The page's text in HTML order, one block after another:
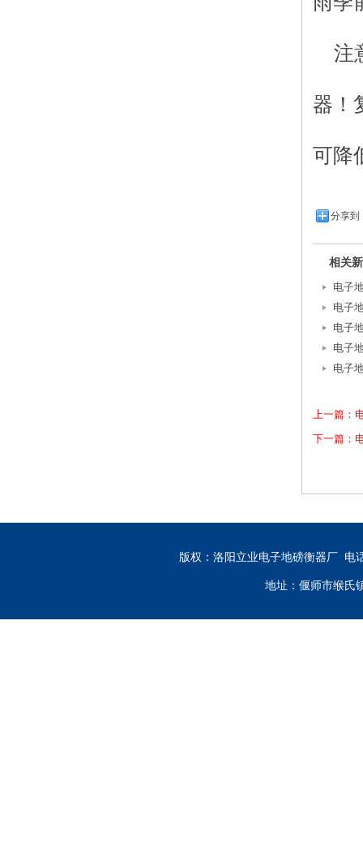
注
器！
可降
分享到
相关
电子
电子
电子
电子
电子
上一篇：
下一篇：
版权：洛阳立业电子地磅衡器厂 电
地址：偃师市缑氏